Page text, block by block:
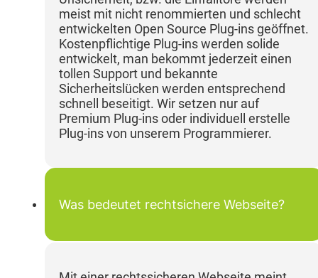
meist mit nicht renommierten und schlecht
entwickelten Open Source Plug-ins geöffnet.
Kostenpflichtige Plug-ins werden solide
entwickelt, man bekommt jederzeit einen
tollen Support und bekannte
Sicherheitslücken werden entsprechend
schnell beseitigt. Wir setzen nur auf
Premium Plug-ins oder individuell erstelle
Plug-ins von unserem Programmierer.
Was bedeutet rechtsichere Webseite?